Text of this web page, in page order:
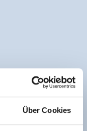
Über Cookies